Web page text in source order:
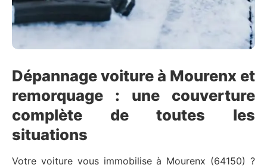
Dépannage voiture à Mourenx et
remorquage : une couverture
complète de toutes les
situations
Votre voiture vous immobilise à Mourenx (64150) ?